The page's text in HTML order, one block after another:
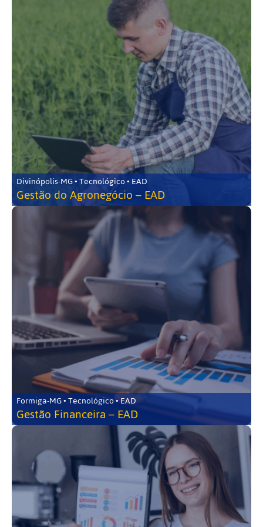
Divinópolis-MG • Tecnológico • EAD
Gestão do Agronegócio – EAD
Formiga-MG • Tecnológico • EAD
Gestão Financeira – EAD